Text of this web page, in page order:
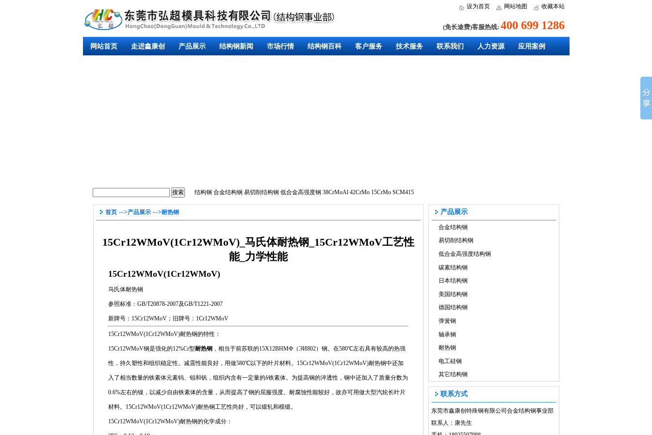
设为首页 网站地图 收藏本站
(免长途费)客服热线: 400 699 1286
网站首页 走进鑫康创 产品展示 结构钢新闻 市场行情 结构钢百科 客户服务 技术服务 联系我们 人力资源 应用案例
结构钢 合金结构钢 易切削结构钢 低合金高强度钢 38CrMoAl 42CrMo 15CrMo SCM415
首页-->产品展示-->耐热钢
15Cr12WMoV(1Cr12WMoV)_马氏体耐热钢_15Cr12WMoV工艺性
能_力学性能
15Cr12WMoV(1Cr12WMoV)
马氏体耐热钢
参照标准：GB/T20878-2007及GB/T1221-2007
新牌号：15Cr12WMoV；旧牌号：1Cr12WMoV
15Cr12WMoV(1Cr12WMoV)耐热钢的特性：
15Cr12WMoV钢是强化的12%Cr型耐热钢 ，相当于前苏联的15X12BHMФ（ЭИ802）钢。在580℃左右具有较高的热强
性，持久塑性和组织稳定性。减震性能良好，用做580℃以下的叶片材料。15Cr12WMoV(1Cr12WMoV)耐热钢中还加
入了相当数量的铁素体元素钨、钼和钒，组织内含有一定量的δ铁素体。为提高钢的淬透性，钢中还加入了质量分数为
0.6%左右的镍，以减少自由铁素体的含量，从而提高了钢的屈服强度。耐腐蚀性能较好，故亦可用做大型汽轮长叶片
材料。15Cr12WMoV(1Cr12WMoV)耐热钢工艺性尚好，可以锻轧和模锻。
15Cr12WMoV(1Cr12WMoV)耐热钢的化学成分：
产品展示
合金结构钢
易切削结构钢
低合金高强度结构钢
碳素结构钢
日本结构钢
美国结构钢
德国结构钢
弹簧钢
轴承钢
耐热钢
电工硅钢
其它结构钢
联系方式
东莞市鑫康创特殊钢有限公司合金结构钢事业部
联系人：康先生